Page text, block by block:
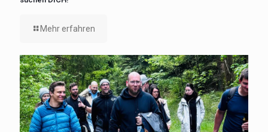
Mehr erfahren